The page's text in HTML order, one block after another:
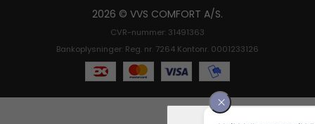
2026 © VVS COMFORT A/S.
CVR-nummer: 31491363
Bankoplysninger: Reg. nr. 7264 Kontonr. 0001233126